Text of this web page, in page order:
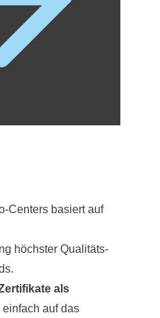
Centers basiert auf
höchster Qualitäts-
als
auf das